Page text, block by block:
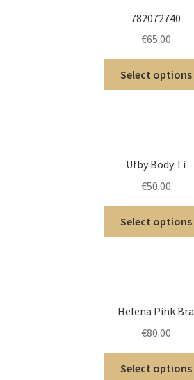
782072740
€65.00
Select options
Ufby Body Ti
€50.00
Select options
Helena Pink Bra
€80.00
Select options